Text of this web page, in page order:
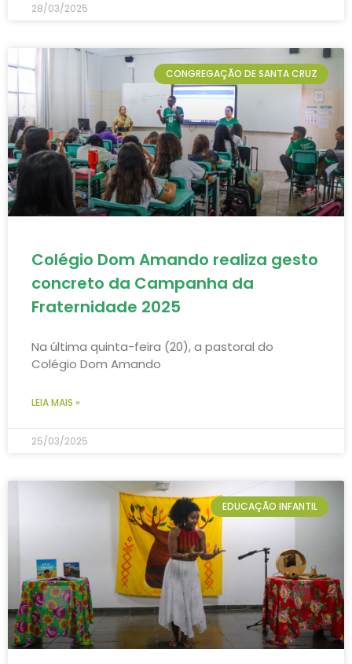
28/03/2025
CONGREGAÇÃO DE SANTA CRUZ
Colégio Dom Amando realiza gesto
concreto da Campanha da
Fraternidade 2025
Na última quinta-feira (20), a pastoral do
Colégio Dom Amando
LEIA MAIS »
25/03/2025
EDUCAÇÃO INFANTIL